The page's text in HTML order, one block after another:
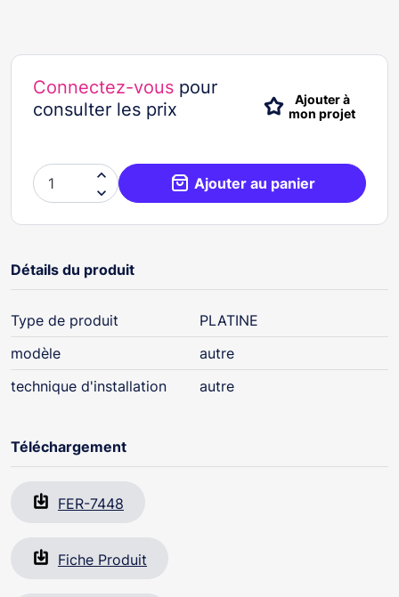
Connectez-vous pour
consulter les prix
Ajouter à
mon projet

 Ajouter au panier
Détails du produit
Type de produit
PLATINE
modèle
autre
technique d'installation
autre
Téléchargement
FER-7448
Fiche Produit